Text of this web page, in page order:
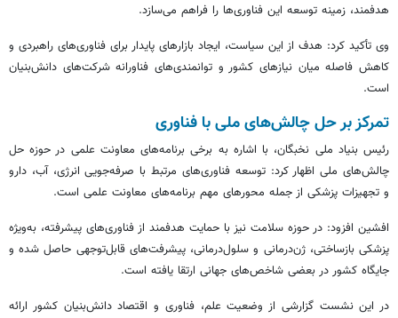
هدفمند، زمینه توسعه این فناوری‌ها را فراهم می‌سازد.
وی تأکید کرد: هدف از این سیاست، ایجاد بازارهای پایدار برای فناوری‌های راهبردی و
کاهش فاصله میان نیازهای کشور و توانمندی‌های فناورانه شرکت‌های دانش‌بنیان
است.
تمرکز بر حل چالش‌های ملی با فناوری
رئیس بنیاد ملی نخبگان، با اشاره به برخی برنامه‌های معاونت علمی در حوزه حل
چالش‌های ملی اظهار کرد: توسعه فناوری‌های مرتبط با صرفه‌جویی انرژی، آب، دارو
و تجهیزات پزشکی از جمله محورهای مهم برنامه‌های معاونت علمی است.
افشین افزود: در حوزه سلامت نیز با حمایت هدفمند از فناوری‌های پیشرفته، به‌ویژه
پزشکی بازساختی، ژن‌درمانی و سلول‌درمانی، پیشرفت‌های قابل‌توجهی حاصل شده و
جایگاه کشور در بعضی شاخص‌های جهانی ارتقا یافته است.
در این نشست گزارشی از وضعیت علم، فناوری و اقتصاد دانش‌بنیان کشور ارائه